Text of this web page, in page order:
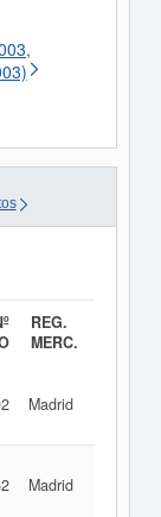
REG.
MERC.
Madrid
Madrid